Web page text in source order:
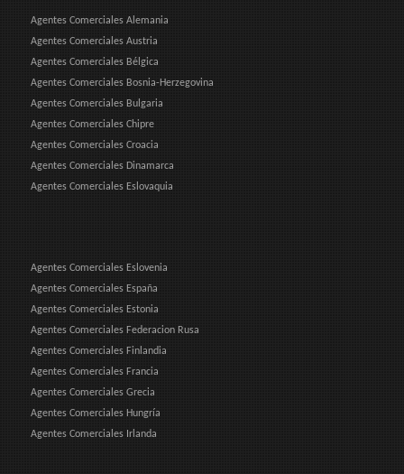
Agentes Comerciales Alemania
Agentes Comerciales Austria
Agentes Comerciales Bélgica
Agentes Comerciales Bosnia-Herzegovina
Agentes Comerciales Bulgaria
Agentes Comerciales Chipre
Agentes Comerciales Croacia
Agentes Comerciales Dinamarca
Agentes Comerciales Eslovaquia
Agentes Comerciales Eslovenia
Agentes Comerciales España
Agentes Comerciales Estonia
Agentes Comerciales Federacion Rusa
Agentes Comerciales Finlandia
Agentes Comerciales Francia
Agentes Comerciales Grecia
Agentes Comerciales Hungría
Agentes Comerciales Irlanda